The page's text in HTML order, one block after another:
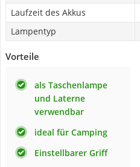
Laufzeit des Akkus
Lampentyp
Vorteile
als Taschenlampe
und Laterne
verwendbar
ideal für Camping
Einstellbarer Griff